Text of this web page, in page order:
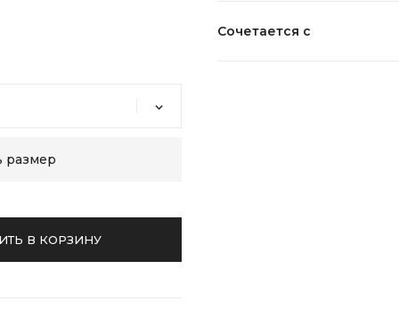
размер
В КОРЗИНУ
Сочетается с